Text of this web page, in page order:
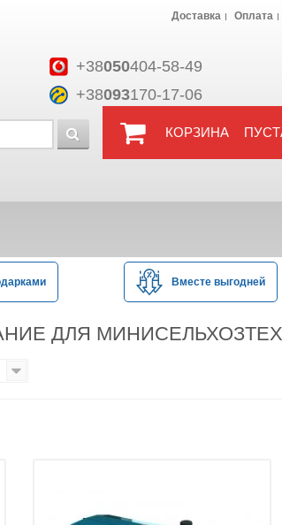
+38050404-58-49
+38093170-17-06
Доставка Оплата
КОРЗИНА
Вместе выгодней
ДЛЯ